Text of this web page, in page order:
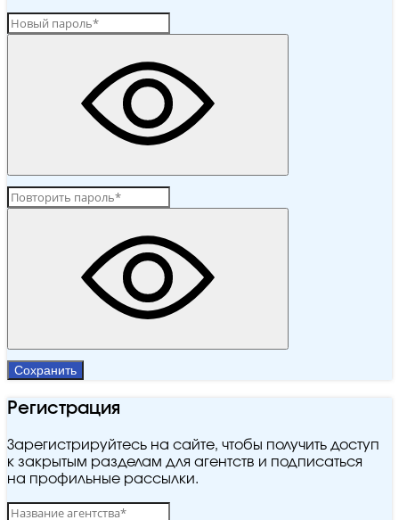
Сохранить
Регистрация
Зарегистрируйтесь на сайте, чтобы получить доступ
к закрытым разделам для агентств и подписаться
на профильные рассылки.